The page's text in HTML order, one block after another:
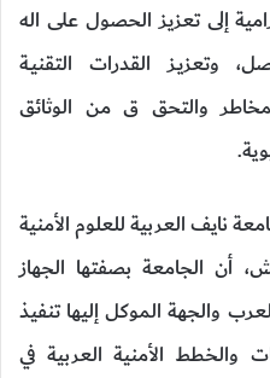
إلى تعزيز الحصول على اله
وتعزيـز القدرات التقنيـة
والتحق ق من الوثائق
نايف العربية للعلوم الأمنية
أن الجامعة بصفتها الجهاز
والجهة الموكل إليها تنفيذ
والخطط الأمنية العربية في